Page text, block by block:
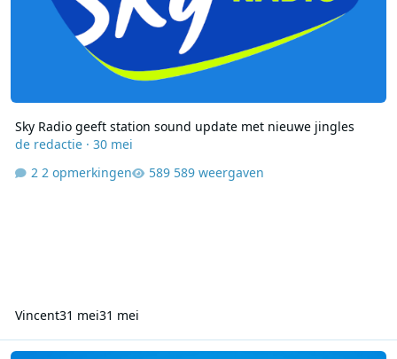
Sky Radio geeft station sound update met nieuwe jingles
de redactie· 30 mei
2 opmerkingen
589 weergaven
Vincent31 mei31 mei
Sky Radio draait week lang 90s & 00s hits met nieuwe Top 500